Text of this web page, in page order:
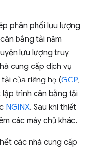
phân phối lưu lượng
bằng tải nằm
lưu lượng truy
cung cấp dịch vụ
của riêng họ (GCP,
trình cân bằng tải
NGINX. Sau khi thiết
các máy chủ khác.
các nhà cung cấp